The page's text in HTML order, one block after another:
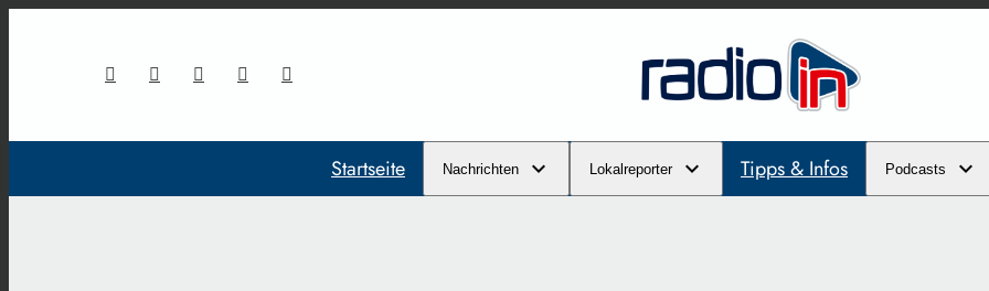
Startseite Nachrichten Lokalreporter Tipps & Infos Podcasts